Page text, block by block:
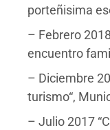
porteñisima
– Febrero
encuentro
– Diciembre
turismo“,
– Julio 2017